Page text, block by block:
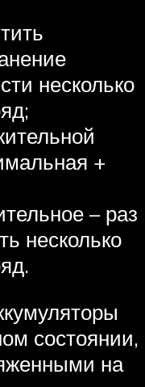
несколько
+
– раз
несколько
состоянии,
на